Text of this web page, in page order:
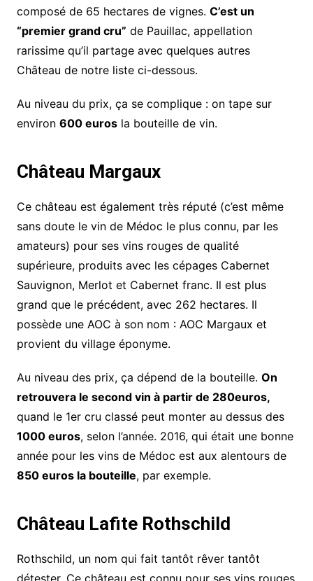
composé de 65 hectares de vignes. C’est un
“premier grand cru” de Pauillac, appellation
rarissime qu’il partage avec quelques autres
Château de notre liste ci-dessous.
Au niveau du prix, ça se complique : on tape sur
environ 600 eurosla bouteille de vin.
Château Margaux
Ce château est également très réputé (c’est même
sans doute le vin de Médoc le plus connu, par les
amateurs) pour ses vins rouges de qualité
supérieure, produits avec les cépages Cabernet
Sauvignon, Merlot et Cabernet franc. Il est plus
grand que le précédent, avec 262 hectares. Il
possède une AOC à son nom : AOC Margaux et
provient du village éponyme.
Au niveau des prix, ça dépend de la bouteille. On
retrouvera le second vin à partir de 280euros,
quand le 1er cru classé peut monter au dessus des
1000 euros, selon l’année. 2016, qui était une bonne
année pour les vins de Médoc est aux alentours de
850 euros la bouteille, par exemple.
Château Lafite Rothschild
Rothschild, un nom qui fait tantôt rêver tantôt